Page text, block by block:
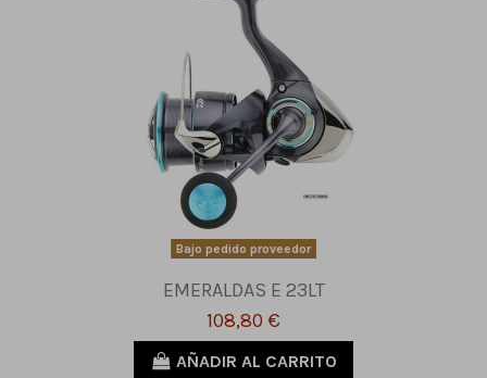
Bajo pedido proveedor
EMERALDAS E 23LT
108,80 €
AÑADIR AL CARRITO